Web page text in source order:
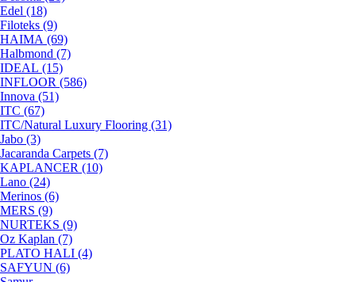
Edel (18)
Filoteks (9)
HAIMA (69)
Halbmond (7)
IDEAL (15)
INFLOOR (586)
Innova (51)
ITC (67)
ITC/Natural Luxury Flooring (31)
Jabo (3)
Jacaranda Carpets (7)
KAPLANCER (10)
Lano (24)
Merinos (6)
MERS (9)
NURTEKS (9)
Oz Kaplan (7)
PLATO HALI (4)
SAFYUN (6)